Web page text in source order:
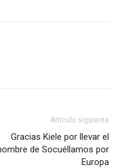
Artículo siguiente
Gracias Kiele por llevar el
de Socuéllamos por
Europa